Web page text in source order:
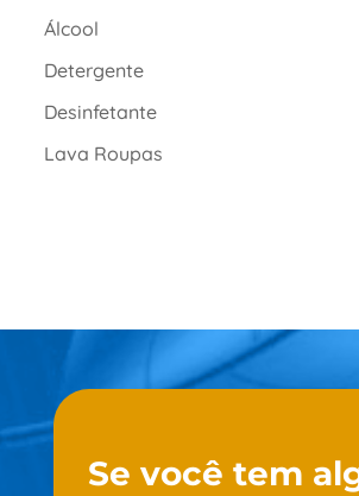
Álcool
Detergente
Desinfetante
Lava Roupas
Se você tem